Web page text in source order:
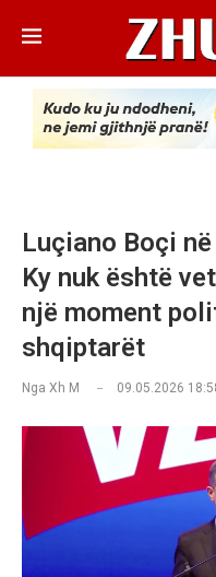
Luçiano Boçi
Ky nuk është
një moment
shqiptarët
Nga Xh M 09.05.2026